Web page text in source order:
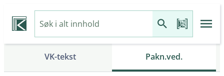
VK-tekst Pakn.ved.